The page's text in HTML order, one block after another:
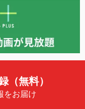
（無料）
をお届け